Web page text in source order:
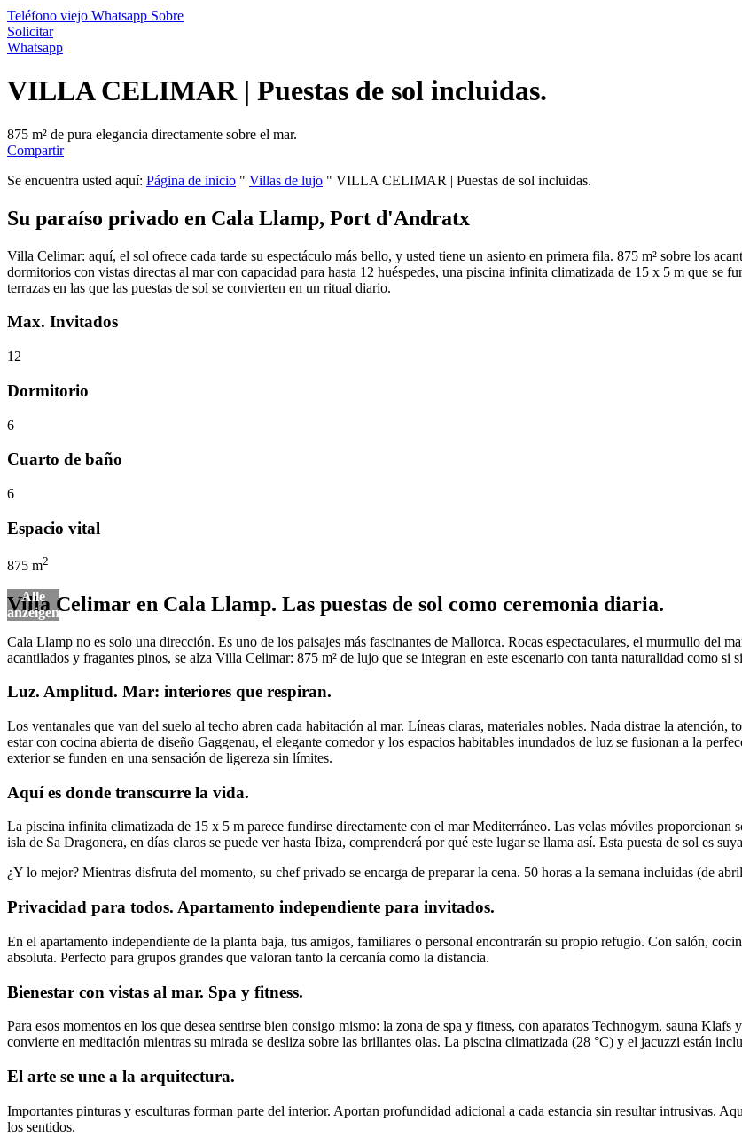
Teléfono viejo Whatsapp Sobre
Solicitar
Whatsapp
VILLA CELIMAR | Puestas de sol incluidas.
875 m² de pura elegancia directamente sobre el mar.
Compartir
Se encuentra usted aquí: Página de inicio " Villas de lujo " VILLA CELIMAR | Puestas de sol incluidas.
Su paraíso privado en Cala Llamp, Port d'Andratx
Villa Celimar: aquí, el sol ofrece cada tarde su espectáculo más bello, y usted tiene un asiento en primera fila. 875 m² sobre los
dormitorios con vistas directas al mar con capacidad para hasta 12 huéspedes, una piscina infinita climatizada de 15 x 5 m que se
terrazas en las que las puestas de sol se convierten en un ritual diario.
Max. Invitados
12
Dormitorio
6
Cuarto de baño
6
Espacio vital
875 m2
Villa Celimar en Cala Llamp. Las puestas de sol como ceremonia diaria.
Cala Llamp no es solo una dirección. Es uno de los paisajes más fascinantes de Mallorca. Rocas espectaculares, el murmullo del
acantilados y fragantes pinos, se alza Villa Celimar: 875 m² de lujo que se integran en este escenario con tanta naturalidad como si
Luz. Amplitud. Mar: interiores que respiran.
Los ventanales que van del suelo al techo abren cada habitación al mar. Líneas claras, materiales nobles. Nada distrae la
estar con cocina abierta de diseño Gaggenau, el elegante comedor y los espacios habitables inundados de luz se fusionan a la
exterior se funden en una sensación de ligereza sin límites.
Aquí es donde transcurre la vida.
La piscina infinita climatizada de 15 x 5 m parece fundirse directamente con el mar Mediterráneo. Las velas móviles proporcionan
isla de Sa Dragonera, en días claros se puede ver hasta Ibiza, comprenderá por qué este lugar se llama así. Esta puesta de sol es
¿Y lo mejor? Mientras disfruta del momento, su chef privado se encarga de preparar la cena. 50 horas a la semana incluidas (de
Privacidad para todos. Apartamento independiente para invitados.
En el apartamento independiente de la planta baja, tus amigos, familiares o personal encontrarán su propio refugio. Con salón,
absoluta. Perfecto para grupos grandes que valoran tanto la cercanía como la distancia.
Bienestar con vistas al mar. Spa y fitness.
Para esos momentos en los que desea sentirse bien consigo mismo: la zona de spa y fitness, con aparatos Technogym, sauna
convierte en meditación mientras su mirada se desliza sobre las brillantes olas. La piscina climatizada (28 °C) y el jacuzzi están
El arte se une a la arquitectura.
Importantes pinturas y esculturas forman parte del interior. Aportan profundidad adicional a cada estancia sin resultar intrusivas.
los sentidos.